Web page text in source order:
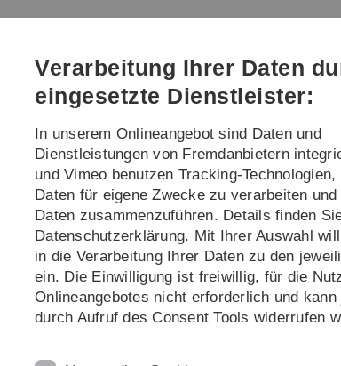
Direkt
Direkt
Direkt
(Sprache,
Drucken,
Social
Direkt
Direkt
Unimagazin Bilder
und Öffentlichkeitsarbeit Pressemitteilungen
Ulm
Verarbeitung Ihrer Daten
eingesetzte Dienstleister:
In unserem Onlineangebot sind Daten und
Dienstleistungen von Fremdanbietern
und Vimeo benutzen Tracking-Technologien,
Daten für eigene Zwecke zu verarbeiten
Daten zusammenzuführen. Details finden
Datenschutzerklärung. Mit Ihrer Auswahl
in die Verarbeitung Ihrer Daten zu den
ein. Die Einwilligung ist freiwillig, für die
Onlineangebotes nicht erforderlich und
durch Aufruf des Consent Tools widerrufen